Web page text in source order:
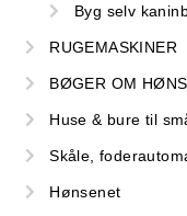
Byg selv
RUGEMASKINER
BØGER OM HØNS
Huse & bure til
Skåle,
Hønsenet